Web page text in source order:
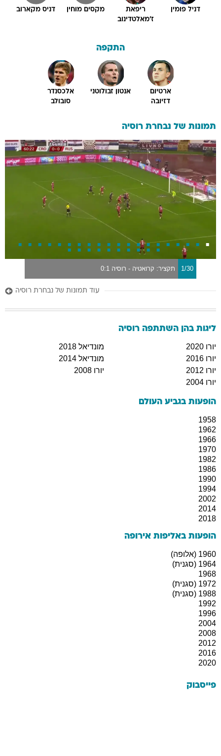
דניל פומין
ריפאת
ז'מאלטדינוב
מקסים מוחין דניס מקארוב
התקפה
ארטיום
דזיובה
אנטון זבולוטני
אלכסנדר
סובולב
תמונות של נבחרת רוסיה
1/30 תקציר: קרואטיה - רוסיה 0:1
עוד תמונות של נבחרת רוסיה
ליגות בהן השתתפה רוסיה
יורו 2020
מונדיאל 2018
יורו 2016
מונדיאל 2014
יורו 2012
יורו 2008
יורו 2004
הופעות בגביע העולם
1958
1962
1966
1970
1982
1986
1990
1994
2002
2014
2018
הופעות באליפות אירופה
1960 (אלופה)
1964 (סגנית)
1968
1972 (סגנית)
1988 (סגנית)
1992
1996
2004
2008
2012
2016
2020
פייסבוק